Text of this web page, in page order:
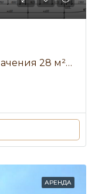
Помещение свободного назначения 28 м² • улица Ларина • Аренда 70 000 ₽/мес
АРЕНДА